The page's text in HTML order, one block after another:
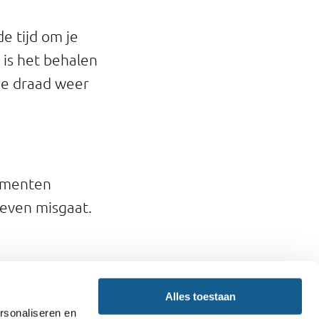
en
Alles toestaan
tijd om je
het behalen
draad weer
misgaat.
zoals